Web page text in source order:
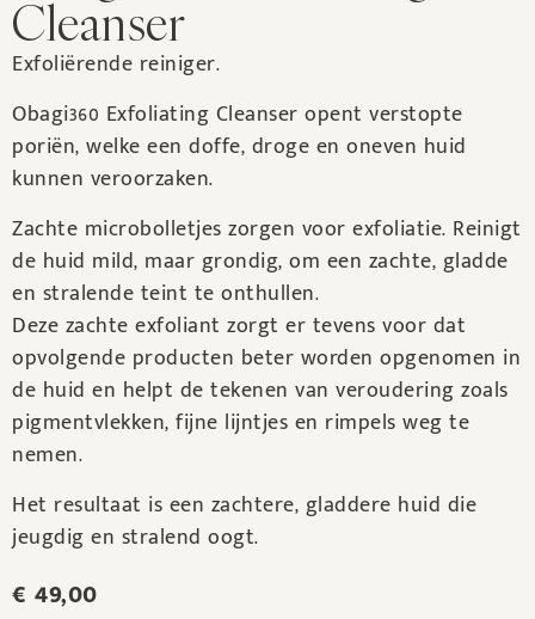
Cleanser
Exfoliërende reiniger.
Obagi360 Exfoliating Cleanser opent verstopte
poriën, welke een doffe, droge en oneven huid
kunnen veroorzaken.
Zachte microbolletjes zorgen voor exfoliatie. Reinigt
de huid mild, maar grondig, om een zachte, gladde
en stralende teint te onthullen.
Deze zachte exfoliant zorgt er tevens voor dat
opvolgende producten beter worden opgenomen in
de huid en helpt de tekenen van veroudering zoals
pigmentvlekken, fijne lijntjes en rimpels weg te
nemen.
Het resultaat is een zachtere, gladdere huid die
jeugdig en stralend oogt.
€ 49,00